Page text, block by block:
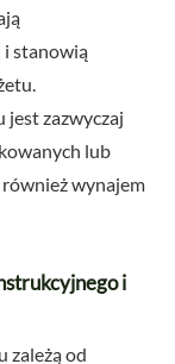
stanowią
jest zazwyczaj
lub
wynajem
i
zależą od